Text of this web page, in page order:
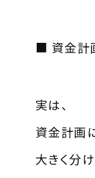
■ 資金計
実は、
資金計画
大きく分